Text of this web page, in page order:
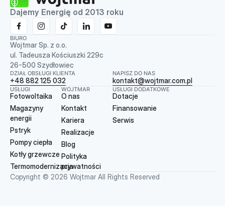
Dajemy Energię od 2013 roku
BIURO
Wojtmar Sp. z o.o.
ul. Tadeusza Kościuszki 229c
26-500 Szydłowiec
DZIAŁ OBSŁUGI KLIENTA
+48 882 125 032
NAPISZ DO NAS
kontakt@wojtmar.com.pl
USŁUGI
Fotowoltaika
Magazyny
energii
Pstryk
Pompy ciepła
Kotły grzewcze
Termomodernizacja
WOJTMAR
O nas
Kontakt
Kariera
Realizacje
Blog
Polityka
prywatności
USŁUGI DODATKOWE
Dotacje
Finansowanie
Serwis
Copyright © 2026 Wojtmar All Rights Reserved